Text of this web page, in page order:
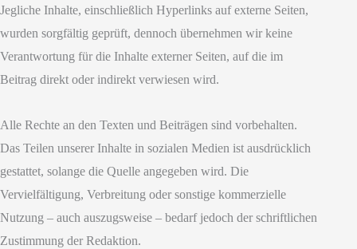
Jegliche Inhalte, einschließlich Hyperlinks auf externe Seiten,
wurden sorgfältig geprüft, dennoch übernehmen wir keine
Verantwortung für die Inhalte externer Seiten, auf die im
Beitrag direkt oder indirekt verwiesen wird.
Alle Rechte an den Texten und Beiträgen sind vorbehalten.
Das Teilen unserer Inhalte in sozialen Medien ist ausdrücklich
gestattet, solange die Quelle angegeben wird. Die
Vervielfältigung, Verbreitung oder sonstige kommerzielle
Nutzung – auch auszugsweise – bedarf jedoch der schriftlichen
Zustimmung der Redaktion.